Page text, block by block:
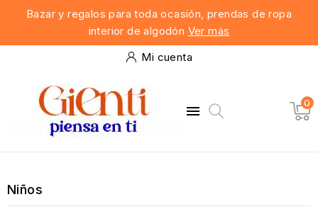
Bazar y regalos para toda ocasión, prendas de ropa
interior de algodón Ver más
Mi cuenta
 0
Niños